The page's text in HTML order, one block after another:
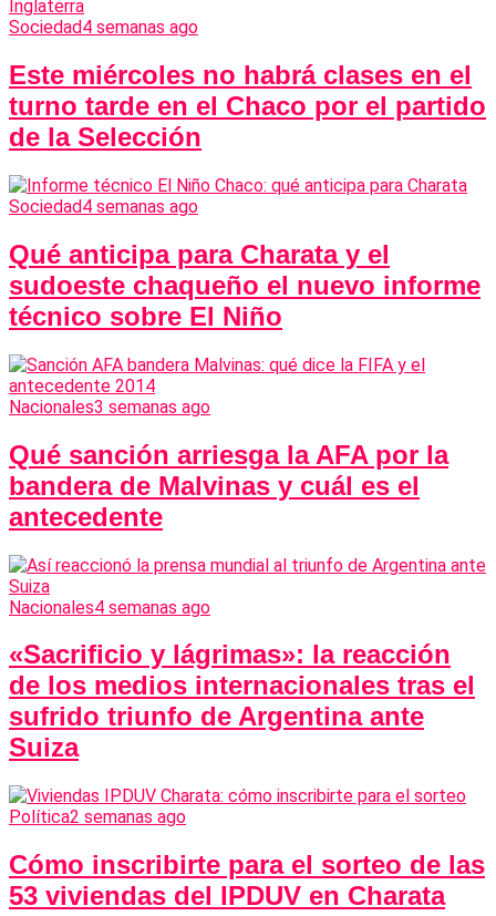
Sociedad4 semanas ago
Este miércoles no habrá clases en el
turno tarde en el Chaco por el partido
de la Selección
Sociedad4 semanas ago
Qué anticipa para Charata y el
sudoeste chaqueño el nuevo informe
técnico sobre El Niño
Nacionales3 semanas ago
Qué sanción arriesga la AFA por la
bandera de Malvinas y cuál es el
antecedente
Nacionales4 semanas ago
«Sacrificio y lágrimas»: la reacción
de los medios internacionales tras el
sufrido triunfo de Argentina ante
Suiza
Política2 semanas ago
Cómo inscribirte para el sorteo de las
53 viviendas del IPDUV en Charata